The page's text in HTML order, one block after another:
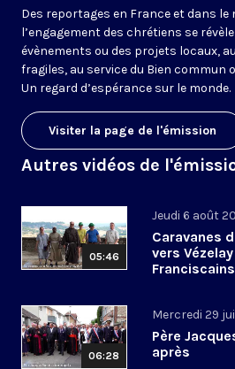
Des reportages en France et dans le
l’engagement des chrétiens se
évènements ou des projets locaux,
fragiles, au service du Bien commun
Un regard d’espérance sur le monde.
Visiter la page de l'émission
Autres vidéos de
05:46
Jeudi 6 août
Caravanes
vers
Franciscains
06:28
Mercredi 29
Père
après